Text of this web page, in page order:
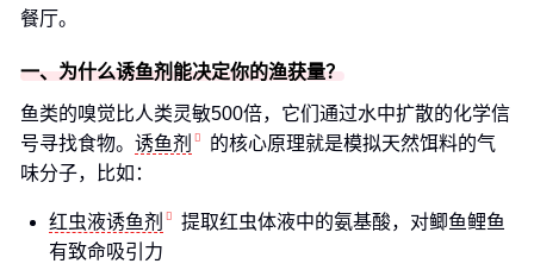
餐厅。
一、为什么诱鱼剂能决定你的渔获量？
鱼类的嗅觉比人类灵敏500倍，它们通过水中扩散的化学信
号寻找食物。 诱鱼剂
的核心原理就是模拟天然饵料的气
味分子，比如：
红虫液诱鱼剂
提取红虫体液中的氨基酸，对鲫鱼鲤鱼
有致命吸引力